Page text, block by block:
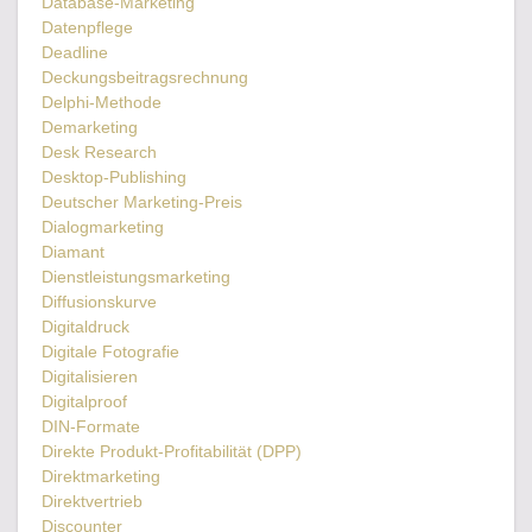
Datenpflege
Deadline
Deckungsbeitragsrechnung
Delphi-Methode
Demarketing
Desk Research
Desktop-Publishing
Deutscher Marketing-Preis
Dialogmarketing
Diamant
Dienstleistungsmarketing
Diffusionskurve
Digitaldruck
Digitale Fotografie
Digitalisieren
Digitalproof
DIN-Formate
Direkte Produkt-Profitabilität (DPP)
Direktmarketing
Direktvertrieb
Discounter